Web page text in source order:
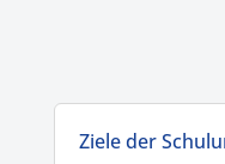
Ziele der